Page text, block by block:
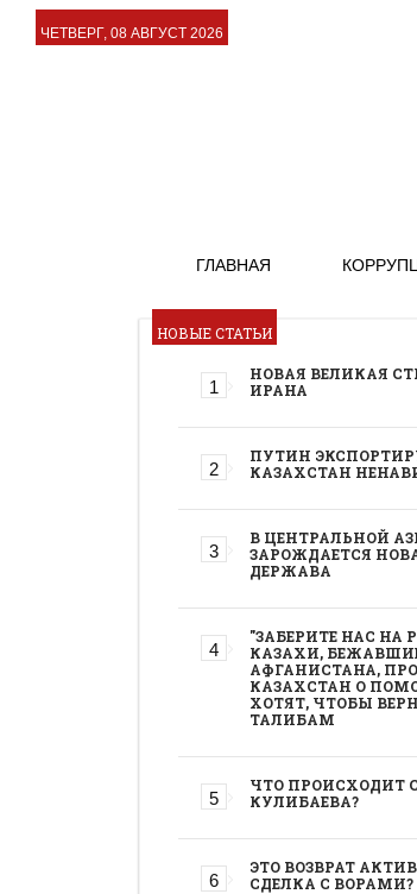
ЧЕТВЕРГ, 08 АВГУСТ 2026
ГЛАВНАЯ
НОВЫЕ СТАТЬИ
НОВАЯ ВЕЛИКАЯ
ИРАНА
ПУТИН
КАЗАХСТАН
В ЦЕНТРАЛЬНОЙ
ЗАРОЖДАЕТСЯ
ДЕРЖАВА
"ЗАБЕРИТЕ НАС НА
КАЗАХИ,
АФГАНИСТАНА,
КАЗАХСТАН О
ХОТЯТ, ЧТОБЫ
ТАЛИБАМ
ЧТО ПРОИСХОДИТ
КУЛИБАЕВА?
ЭТО ВОЗВРАТ
СДЕЛКА С ВОРАМИ?